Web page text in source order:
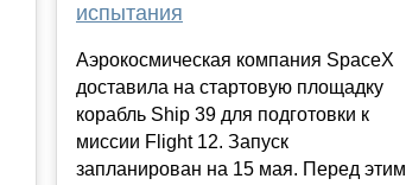
испытания
Аэрокосмическая компания SpaceX
доставила на стартовую площадку
корабль Ship 39 для подготовки к
миссии Flight 12. Запуск
запланирован на 15 мая. Перед этим